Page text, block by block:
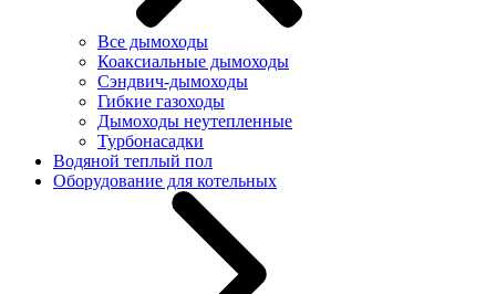
Все дымоходы
Коаксиальные дымоходы
Сэндвич-дымоходы
Гибкие газоходы
Дымоходы неутепленные
Турбонасадки
Водяной теплый пол
Оборудование для котельных